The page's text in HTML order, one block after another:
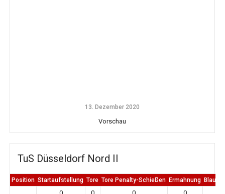
13. Dezember 2020
Vorschau
TuS Düsseldorf Nord II
Position Startaufstellung Tore Tore Penalty-Schießen Ermahnung Blaue